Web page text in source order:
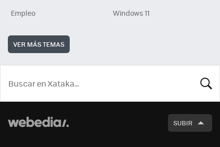
Empleo
Windows 11
VER MÁS TEMAS
SUBIR